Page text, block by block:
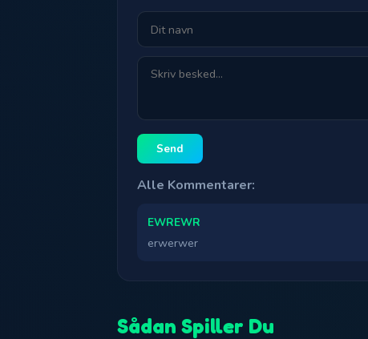
Send
Alle Kommentarer:
EWREWR
erwerwer
Sådan Spiller Du